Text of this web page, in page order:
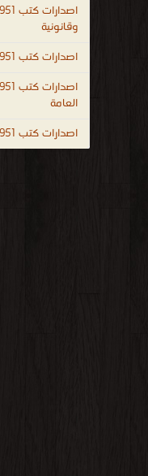
وقانونية
اصدارات كتب 1951 في كتب تعلم اللغات
العامة
اصدارات كتب 1951 في الكتب العلمية